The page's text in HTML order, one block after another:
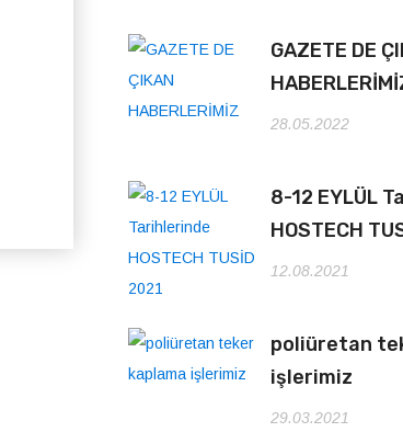
GAZETE DE
28.05.2022
8-12 EYLÜL
HOSTECH
12.08.2021
poliüretan
işlerimiz
29.03.2021